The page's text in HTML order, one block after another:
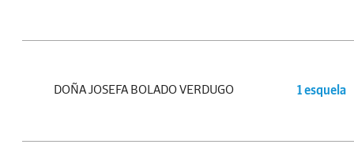
DOÑA JOSEFA BOLADO VERDUGO 1 esquela